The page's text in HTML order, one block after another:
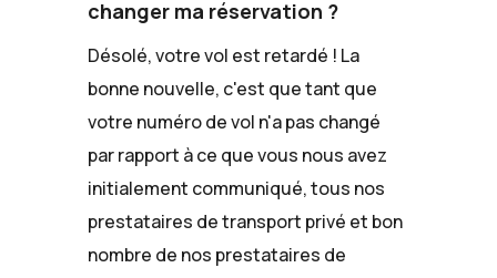
changer ma réservation ?
Désolé, votre vol est retardé ! La
bonne nouvelle, c'est que tant que
votre numéro de vol n'a pas changé
par rapport à ce que vous nous avez
initialement communiqué, tous nos
prestataires de transport privé et bon
nombre de nos prestataires de